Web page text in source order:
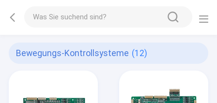
Bewegungs-Kontrollsysteme (12)